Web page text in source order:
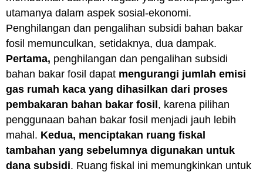
utamanya dalam aspek sosial-ekonomi.
Penghilangan dan pengalihan subsidi bahan bakar
fosil memunculkan, setidaknya, dua dampak.
Pertama, penghilangan dan pengalihan subsidi
bahan bakar fosil dapat mengurangi jumlah emisi
gas rumah kaca yang dihasilkan dari proses
pembakaran bahan bakar fosil , karena pilihan
penggunaan bahan bakar fosil menjadi jauh lebih
mahal. Kedua, menciptakan ruang fiskal
tambahan yang sebelumnya digunakan untuk
dana subsidi. Ruang fiskal ini memungkinkan untuk